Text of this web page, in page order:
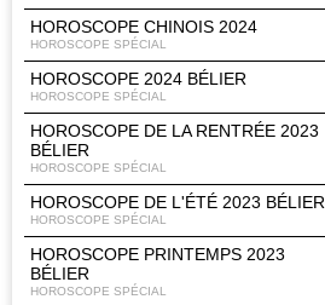
HOROSCOPE CHINOIS 2024
HOROSCOPE SPÉCIAL
HOROSCOPE 2024 BÉLIER
HOROSCOPE SPÉCIAL
HOROSCOPE DE LA RENTRÉE 2023
BÉLIER
HOROSCOPE SPÉCIAL
HOROSCOPE DE L'ÉTÉ 2023 BÉLIER
HOROSCOPE SPÉCIAL
HOROSCOPE PRINTEMPS 2023
BÉLIER
HOROSCOPE SPÉCIAL